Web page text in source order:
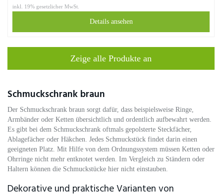
inkl. 19% gesetzlicher MwSt.
Details ansehen
Zeige alle Produkte an
Schmuckschrank braun
Der Schmuckschrank braun sorgt dafür, dass beispielsweise Ringe,
Armbänder oder Ketten übersichtlich und ordentlich aufbewahrt werden.
Es gibt bei dem Schmuckschrank oftmals gepolsterte Steckfächer,
Ablagefächer oder Häkchen. Jedes Schmuckstück findet darin einen
geeigneten Platz. Mit Hilfe von dem Ordnungssystem müssen Ketten oder
Ohrringe nicht mehr entknotet werden. Im Vergleich zu Ständern oder
Haltern können die Schmuckstücke hier nicht einstauben.
Dekorative und praktische Varianten von